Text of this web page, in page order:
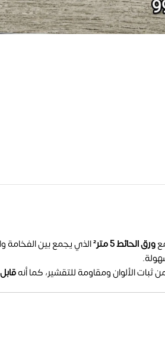
ورق الحائط 5 متر²
الذي يجمع بين الفخامة
ثبات الألوان ومقاومة للتقشير، كما أنه